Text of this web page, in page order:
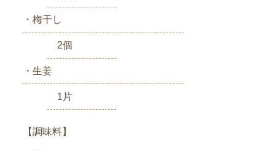
・梅干し
2個
・生姜
1片
【調味料】